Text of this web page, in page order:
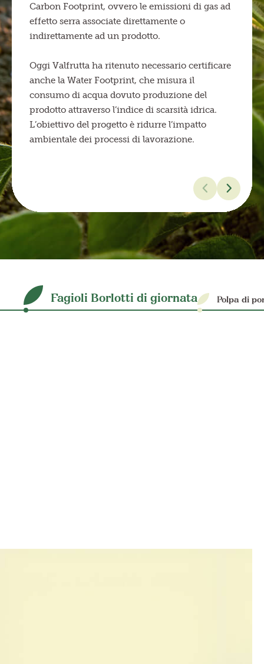
Carbon Footprint, ovvero le emissioni di gas ad
effetto serra associate direttamente o
indirettamente ad un prodotto.
Oggi Valfrutta ha ritenuto necessario certificare
anche la Water Footprint, che misura il
consumo di acqua dovuto produzione del
prodotto attraverso l’indice di scarsità idrica.
L’obiettivo del progetto è ridurre l’impatto
ambientale dei processi di lavorazione.
Fagioli Borlotti di giornata Polpa di